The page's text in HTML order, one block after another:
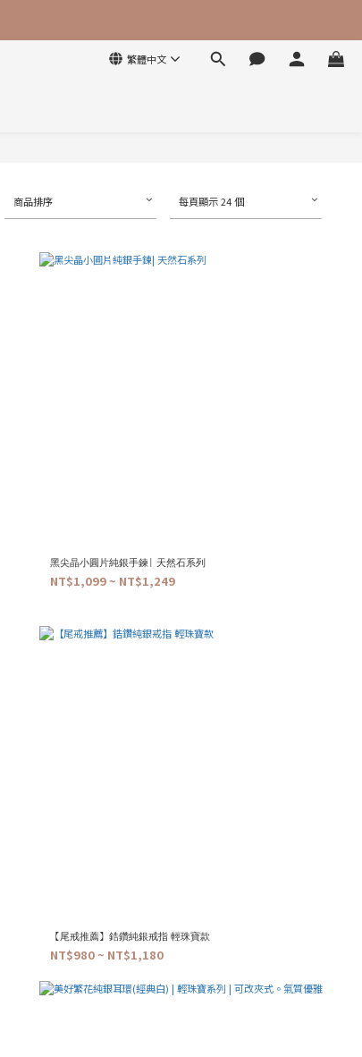
繁體中文
商品排序 每頁顯示 24 個
黑尖晶小圓片純銀手鍊| 天然石系列
NT$1,099 ~ NT$1,249
【尾戒推薦】鋯鑽純銀戒指 輕珠寶款
NT$980 ~ NT$1,180